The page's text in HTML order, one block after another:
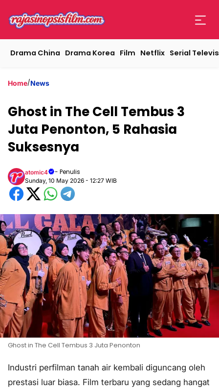
Drama China Drama Korea Film Netflix Serial
Home/News
Ghost in The Cell Tembus 3
Juta Penonton, 5 Rahasia
Suksesnya
atomic4 - Penulis
Sunday, 10 May 2026 - 12:27 WIB
Ghost in The Cell Tembus 3 Juta Penonton
Industri perfilman tanah air kembali diguncang oleh
prestasi luar biasa. Film terbaru yang sedang hangat